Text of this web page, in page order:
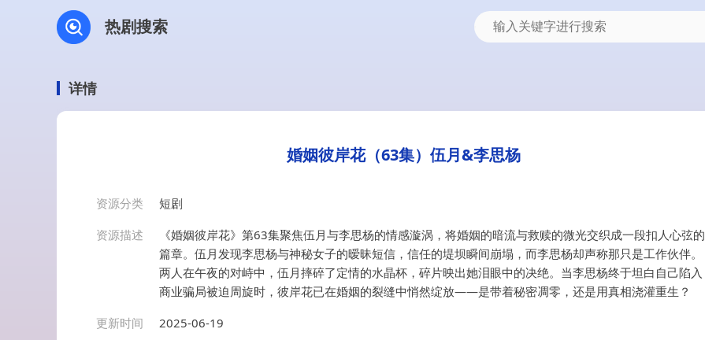
热剧搜索
详情
婚姻彼岸花（63集）伍月&李思杨
资源分类
短剧
资源描述
《婚姻彼岸花》第63集聚焦伍月与李思杨的情感漩涡，将婚姻的暗流与救赎的微光交织成一段扣人心弦的
篇章。伍月发现李思杨与神秘女子的暧昧短信，信任的堤坝瞬间崩塌，而李思杨却声称那只是工作伙伴。
两人在午夜的对峙中，伍月摔碎了定情的水晶杯，碎片映出她泪眼中的决绝。当李思杨终于坦白自己陷入
商业骗局被迫周旋时，彼岸花已在婚姻的裂缝中悄然绽放——是带着秘密凋零，还是用真相浇灌重生？
更新时间
2025-06-19